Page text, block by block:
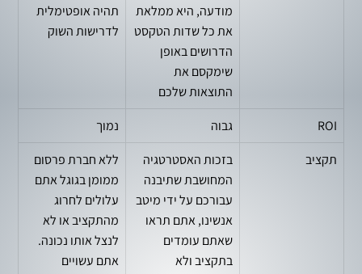
מודעה, היא ממלאת
את כל שדות הטקסט
הדרושים באופן
שימקסם את
התוצאות שלכם
תהיה אופטימלית
לדרישות השוק
ROI גבוה
נמוך
תקציב
בזכות האסטרטגיה
המחושבת שתיבנה
עבורכם על ידי מיטב
אנשינו, אתם תראו
שאתם עומדים
בתקציב ולא
ללא חברת פרסום
ממומן בגוגל אתם
עלולים לחרוג
מהתקציב או לא
לנצל אותו נכונה.
אתם עשויים